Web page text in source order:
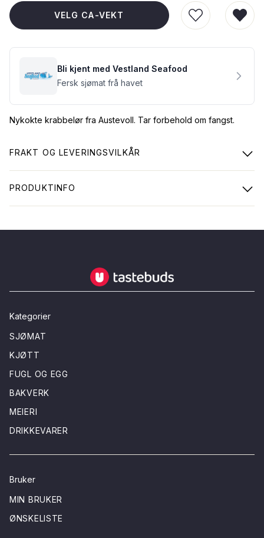
VELG CA-VEKT
LEGG TIL I
Bli kjent med Vestland Seafood
Fersk sjømat frå havet
Nykokte krabbelør fra Austevoll. Tar forbehold om fangst.
FRAKT OG LEVERINGSVILKÅR
PRODUKTINFO
Tastebuds - Lokalmat rett hjem
Kategorier
SJØMAT
KJØTT
FUGL OG EGG
BAKVERK
MEIERI
DRIKKEVARER
Bruker
MIN BRUKER
ØNSKELISTE